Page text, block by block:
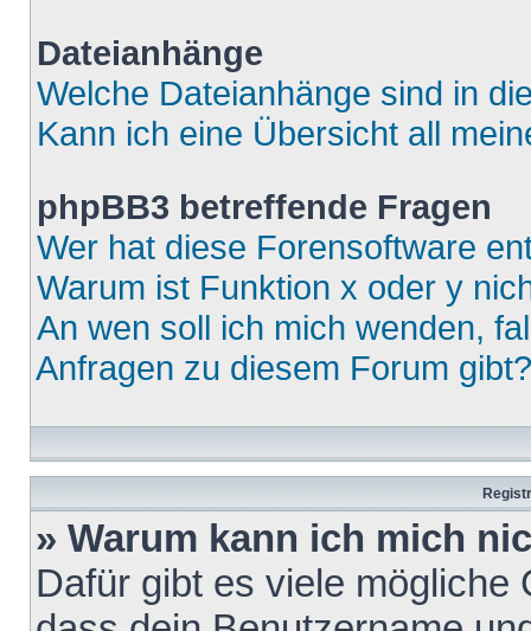
Dateianhänge
Welche Dateianhänge sind in
Kann ich eine Übersicht all
phpBB3 betreffende Fragen
Wer hat diese Forensoftware
Warum ist Funktion x oder y
An wen soll ich mich wenden,
Anfragen zu diesem Forum gibt?
» Warum kann ich mich
Dafür gibt es viele